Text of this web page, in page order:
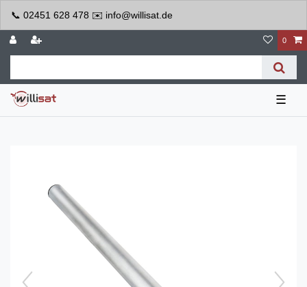
📞 02451 628 478 ✉️ info@willisat.de
0
☰